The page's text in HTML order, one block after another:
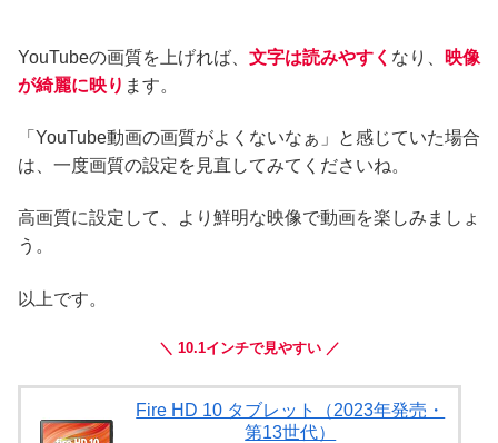
YouTubeの画質を上げれば、 文字は読みやすく なり、
映像
が綺麗に映り ます。
「YouTube動画の画質がよくないなぁ」と感じていた場合
は、一度画質の設定を見直してみてくださいね。
高画質に設定して、より鮮明な映像で動画を楽しみましょ
う。
以上です。
＼ 10.1インチで見やすい ／
Fire HD 10 タブレット（2023年発売・
第13世代）